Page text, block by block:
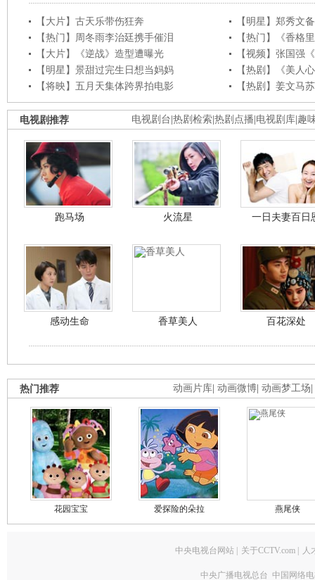
【大片】古天乐带伤狂奔
【明星】郑秀文
【热门】周冬雨李治廷携手催泪
【热门】《香格
【大片】《逆战》造型遭曝光
【视频】张国强
【明星】景甜过完生日想当妈妈
【热剧】《美人
【将映】五月天集体跨界拍电影
【热剧】姜文马
电视剧台 热剧检索 热剧点播 电视剧库 趣
电视剧推荐
跑马场 火流星 一日夫妻百日
感动生命 香草美人 百花深处
动画片库 动画微博 动画梦工场
热门推荐
花园宝宝 爱探险的朵拉 燕尾侠
中央电视台网站 关于CCTV.com 人
中央广播电视总台 中国网络